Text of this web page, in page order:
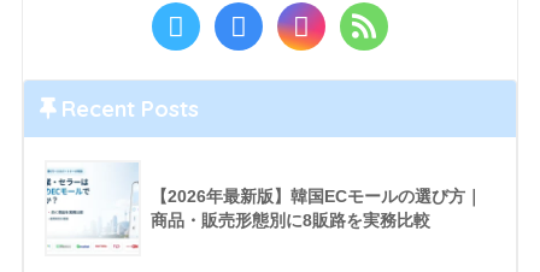
Recent Posts
【2026年最新版】韓国ECモールの選び方｜
商品・販売形態別に8販路を実務比較